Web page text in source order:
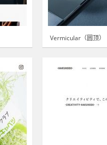
Vermicular（圆顶）